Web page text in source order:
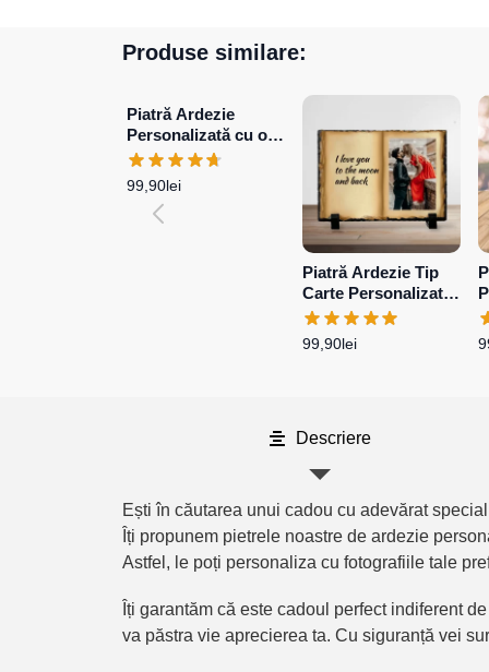
Produse similare:
Piatră Ardezie
Personalizată cu o
poză și mesaj –
Elegance
99,90lei
Piatră Ardezie Tip
Carte Personalizată
cu o poză și mesaj
99,90lei
Descriere
Ești în căutarea unui cadou cu adevărat
Îți propunem pietrele noastre de ardezie
Astfel, le poți personaliza cu fotografiile tale
Îți garantăm că este cadoul perfect indiferent
va păstra vie aprecierea ta. Cu siguranță vei